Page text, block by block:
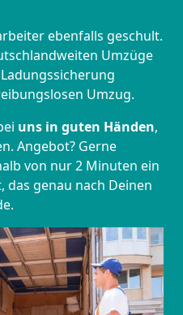
ebenfalls geschult.
Umzüge
Umzug.
uns in guten Händen,
Angebot? Gerne
von nur 2 Minuten ein
genau nach Deinen